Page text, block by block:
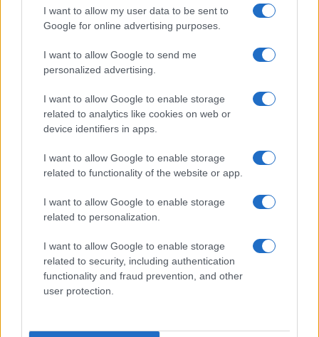
I want to allow my user data to be sent to
Google for online advertising purposes.
I want to allow Google to send me
personalized advertising.
I want to allow Google to enable storage
related to analytics like cookies on web or
device identifiers in apps.
I want to allow Google to enable storage
related to functionality of the website or app.
I want to allow Google to enable storage
related to personalization.
I want to allow Google to enable storage
related to security, including authentication
functionality and fraud prevention, and other
user protection.
Calangianus, dopo le polemiche il centro
accoglienza minori chiude
Olbia, divieto di sosta contro spaccio e degrado:
esplode la protesta
Pausa caffè impeccabile: come scegliere la
soluzione ideale per la casa e l’ufficio
Monte Pino, la fine di un lungo dolore: storia e
Raid nelle campagne di Berchidda, rischio per
la rete elettrica